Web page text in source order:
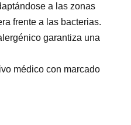
a las zonas
frente a las bacterias.
garantiza una
médico con marcado